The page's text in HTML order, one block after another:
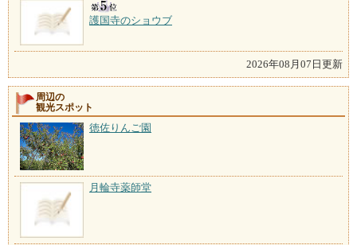
護国寺のショウブ
2026年08月07日更新
周辺の
観光スポット
徳佐りんご園
月輪寺薬師堂